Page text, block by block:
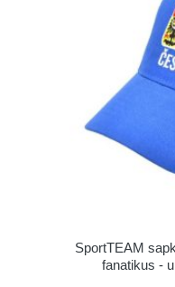
SportTEAM
fanatikus -